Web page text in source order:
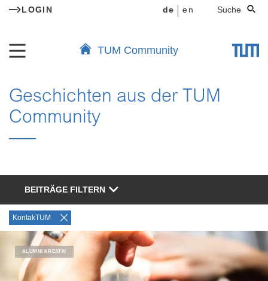
LOGIN de en Suche
TUM Community
Geschichten aus der TUM
Community
BEITRÄGE FILTERN
KontakTUM
ALUMNI KREATIV